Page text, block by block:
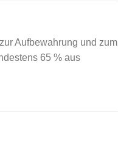
Aufbewahrung und zum
65 % aus